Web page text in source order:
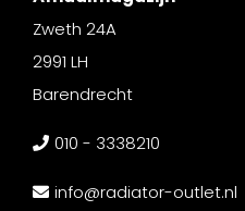
Zweth 24A
2991 LH
Barendrecht
010 - 3338210
info@radiator-outlet.nl